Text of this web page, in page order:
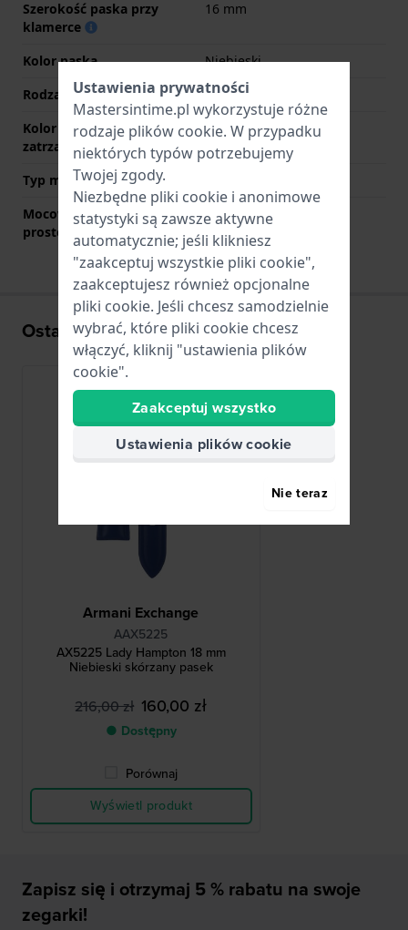
Szerokość paska przy
klamerce
16 mm
Kolor paska
Niebieski
Rodzaj zapięcia
Sprzączka
Kolor zapięcia
zatrzaskowego
Złoty
Typ mocowania
Mocowanie za pomocą
prostego bolca
Tak
Ostatnio oglądane
Armani Exchange
AAX5225
AX5225 Lady Hampton 18 mm
Niebieski skórzany pasek
216,00 zł 160,00 zł
● Dostępny
Porównaj
Wyświetl produkt
Zapisz się i otrzymaj 5 % rabatu na swoje
zegarki!
Ustawienia prywatności
Mastersintime.pl wykorzystuje różne
rodzaje plików cookie. W przypadku
niektórych typów potrzebujemy
Twojej zgody.
Niezbędne pliki cookie i anonimowe
statystyki są zawsze aktywne
automatycznie; jeśli klikniesz
"zaakceptuj wszystkie pliki cookie",
zaakceptujesz również opcjonalne
pliki cookie. Jeśli chcesz samodzielnie
wybrać, które pliki cookie chcesz
włączyć, kliknij "ustawienia plików
cookie".
Zaakceptuj wszystko
Ustawienia plików cookie
Nie teraz